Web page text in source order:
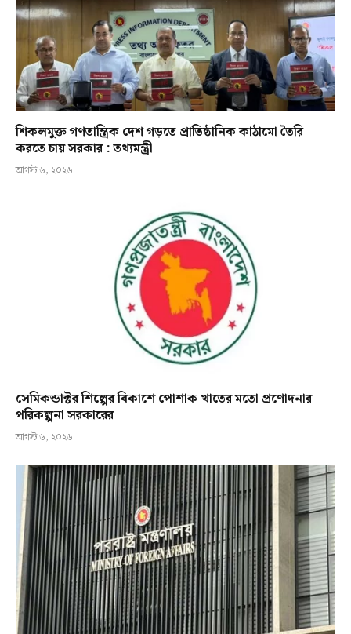
শিকলমুক্ত গণতান্ত্রিক দেশ গড়তে প্রাতিষ্ঠানিক কাঠামো তৈরি
করতে চায় সরকার : তথ্যমন্ত্রী
আগস্ট ৬, ২০২৬
সেমিকন্ডাক্টর শিল্পের বিকাশে পোশাক খাতের মতো প্রণোদনার
পরিকল্পনা সরকারের
আগস্ট ৬, ২০২৬